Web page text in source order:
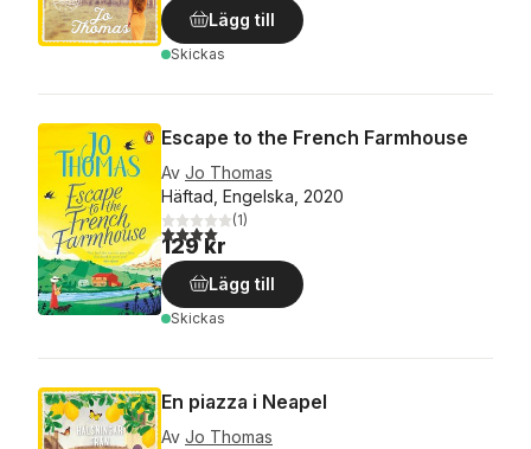
Lägg till
Skickas
Escape to the French Farmhouse
Av Jo Thomas
Häftad, Engelska, 2020
4,0utav 5 stjärnor. Totalt antal röster:
(1)
129 kr
Lägg till
Skickas
En piazza i Neapel
Av Jo Thomas